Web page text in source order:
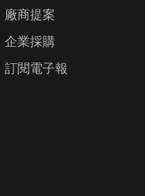
廠商提案
企業採購
訂閱電子報